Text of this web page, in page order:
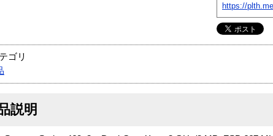
https://
ゴリ
説明